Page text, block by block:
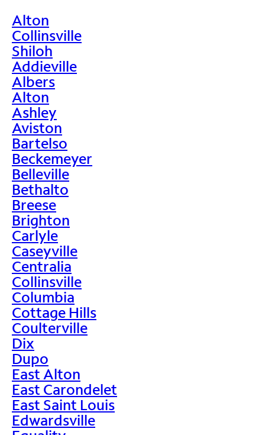
Alton
Collinsville
Shiloh
Addieville
Albers
Alton
Ashley
Aviston
Bartelso
Beckemeyer
Belleville
Bethalto
Breese
Brighton
Carlyle
Caseyville
Centralia
Collinsville
Columbia
Cottage Hills
Coulterville
Dix
Dupo
East Alton
East Carondelet
East Saint Louis
Edwardsville